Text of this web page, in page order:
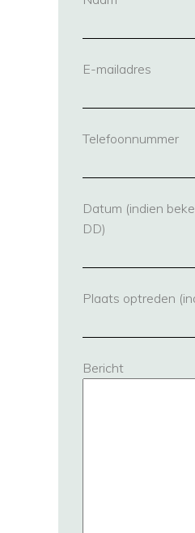
E-mailadres
Telefoonnummer
Datum (indien
DD)
Plaats optreden
Bericht